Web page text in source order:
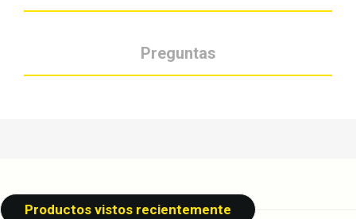
Preguntas
Productos vistos recientemente